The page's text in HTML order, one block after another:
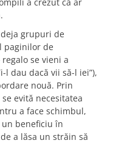
grupuri de
paginilor de
se vieni a
l dau dacă vii să-l iei”),
nouă. Prin
evită necesitatea
a face schimbul,
un beneficiu în
a lăsa un străin să